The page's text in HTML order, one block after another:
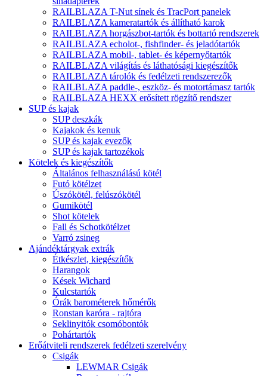
RAILBLAZA T-Nut sínek és TracPort panelek
RAILBLAZA kameratartók és állítható karok
RAILBLAZA horgászbot-tartók és bottartó rendszerek
RAILBLAZA echolot-, fishfinder- és jeladótartók
RAILBLAZA mobil-, tablet- és képernyőtartók
RAILBLAZA világítás és láthatósági kiegészítők
RAILBLAZA tárolók és fedélzeti rendszerezők
RAILBLAZA paddle-, eszköz- és motortámasz tartók
RAILBLAZA HEXX erősített rögzítő rendszer
SUP és kajak
SUP deszkák
Kajakok és kenuk
SUP és kajak evezők
SUP és kajak tartozékok
Kötelek és kiegészítők
Általános felhasználású kötél
Futó kötélzet
Úszókötél, felúszókötél
Gumikötél
Shot kötelek
Fall és Schotkötélzet
Varró zsineg
Ajándéktárgyak extrák
Étkészlet, kiegészítők
Harangok
Kések Wichard
Kulcstartók
Órák barométerek hőmérők
Ronstan karóra - rajtóra
Seklinyitók csomóbontók
Pohártartók
Erőátviteli rendszerek fedélzeti szerelvény
Csigák
LEWMAR Csigák